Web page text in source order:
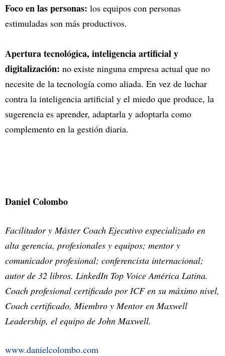
Foco en las personas: los equipos con personas
estimuladas son más productivos.
Apertura tecnológica, inteligencia artificial y
digitalización: no existe ninguna empresa actual que no
necesite de la tecnología como aliada. En vez de luchar
contra la inteligencia artificial y el miedo que produce, la
sugerencia es aprender, adaptarla y adoptarla como
complemento en la gestión diaria.
Daniel Colombo
Facilitador y Máster Coach Ejecutivo especializado en
alta gerencia, profesionales y equipos; mentor y
comunicador profesional; conferencista internacional;
autor de 32 libros. LinkedIn Top Voice América Latina.
Coach profesional certificado por ICF en su máximo nivel,
Coach certificado, Miembro y Mentor en Maxwell
Leadership, el equipo de John Maxwell.
www.danielcolombo.com